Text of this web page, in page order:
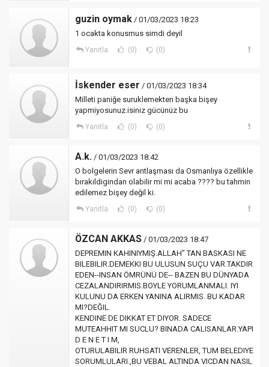
guzin oymak / 01/03/2023 18:23
1 ocakta konusmus simdi deyil
Yanıtla (0) (0)
İskender eser / 01/03/2023 18:34
Milleti paniğe suruklemekten başka bişey
yapmiyosunuz.isiniz gücünüz bu
Yanıtla (0) (0)
A.k. / 01/03/2023 18:42
O bolgelerin Sevr antlaşması da Osmanlıya özellikle
bırakıldigindan olabilir mi mi acaba ???? bu tahmin
edilemez bişey değil ki.
Yanıtla (0) (0)
ÖZCAN AKKAS / 01/03/2023 18:47
DEPREMIN KAHINIYMIŞ.ALLAH" TAN BASKASI NE
BILEBILIR.DEMEKKI BU ULUSUN SUÇU VAR.TAKDIR
EDEN--INSAN ÖMRÜNÜ DE-- BAZEN BU DÜNYADA
CEZALANDIRIRMIS.BOYLE YORUMLANMALI. IYI
KULUNU DA ERKEN YANINA ALIRMIS. BU KADAR
MI?DEĞIL.
KENDINE DE DIKKAT ET DIYOR. SADECE
MUTEAHHIT MI SUCLU? BINADA CALISANLAR.YAPI
D E N E T I M,
OTURULABILIR RUHSATI VERENLER, TUM BELEDIYE
SORUMLULARI.,BU VEBAL ALTINDA VICDAN NASIL